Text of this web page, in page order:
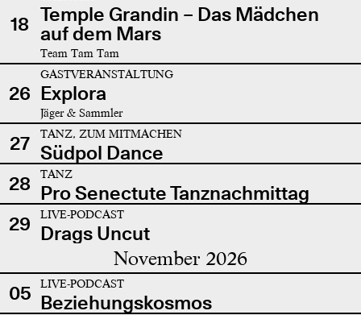
18 Temple Grandin – Das Mädchen
auf dem Mars
Team Tam Tam
26
GASTVERANSTALTUNG
Explora
Jäger & Sammler
27 TANZ, ZUM MITMACHEN
Südpol Dance
28
TANZ
Pro Senectute Tanznachmittag
29
LIVE-PODCAST
Drags Uncut
November 2026
05 LIVE-PODCAST
Beziehungskosmos